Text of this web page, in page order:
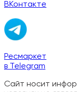
ВКонтакте
Ресмаркет
в Telegram
Сайт носит